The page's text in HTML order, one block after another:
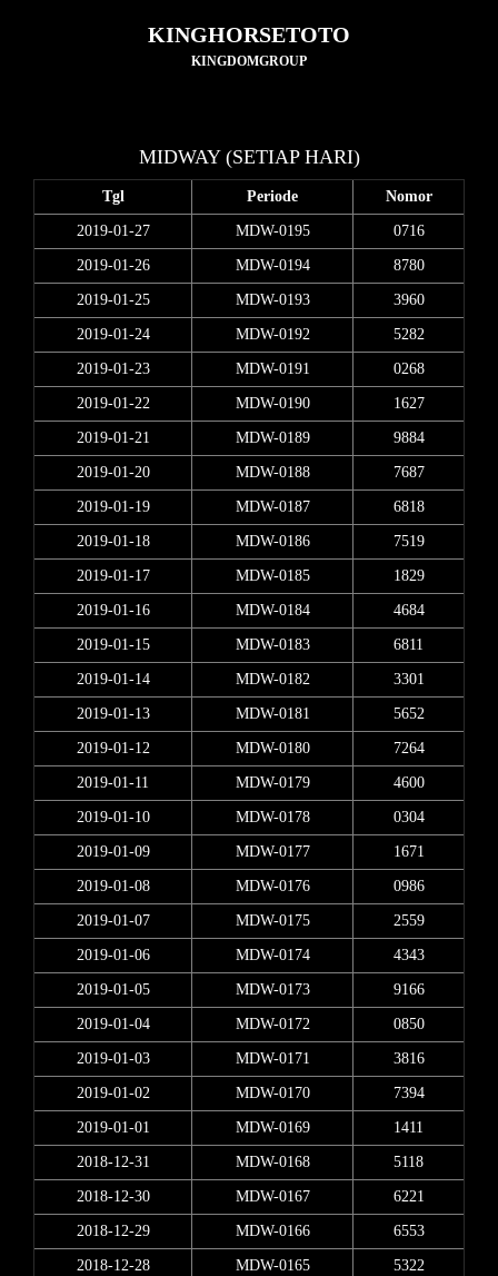
KINGHORSETOTO
KINGDOMGROUP
MIDWAY (SETIAP HARI)
Tgl Periode Nomor
2019-01-27 MDW-0195 0716
2019-01-26 MDW-0194 8780
2019-01-25 MDW-0193 3960
2019-01-24 MDW-0192 5282
2019-01-23 MDW-0191 0268
2019-01-22 MDW-0190 1627
2019-01-21 MDW-0189 9884
2019-01-20 MDW-0188 7687
2019-01-19 MDW-0187 6818
2019-01-18 MDW-0186 7519
2019-01-17 MDW-0185 1829
2019-01-16 MDW-0184 4684
2019-01-15 MDW-0183 6811
2019-01-14 MDW-0182 3301
2019-01-13 MDW-0181 5652
2019-01-12 MDW-0180 7264
2019-01-11 MDW-0179 4600
2019-01-10 MDW-0178 0304
2019-01-09 MDW-0177 1671
2019-01-08 MDW-0176 0986
2019-01-07 MDW-0175 2559
2019-01-06 MDW-0174 4343
2019-01-05 MDW-0173 9166
2019-01-04 MDW-0172 0850
2019-01-03 MDW-0171 3816
2019-01-02 MDW-0170 7394
2019-01-01 MDW-0169 1411
2018-12-31 MDW-0168 5118
2018-12-30 MDW-0167 6221
2018-12-29 MDW-0166 6553
2018-12-28 MDW-0165 5322